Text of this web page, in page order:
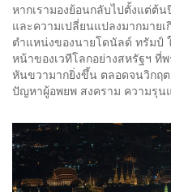
หากเรามองย้อนกลับไปตั้งแต่ต้
และความเปลี่ยนแปลงมากมาย
ตำแหน่งของนายโดนัลด์ ทรัมป์
หน้าของเวทีโลกอย่างสหรัฐฯ ที่
หันขวามากยิ่งขึ้น ตลอดจนวิกฤ
ปัญหาผู้อพยพ สงคราม ความรุน